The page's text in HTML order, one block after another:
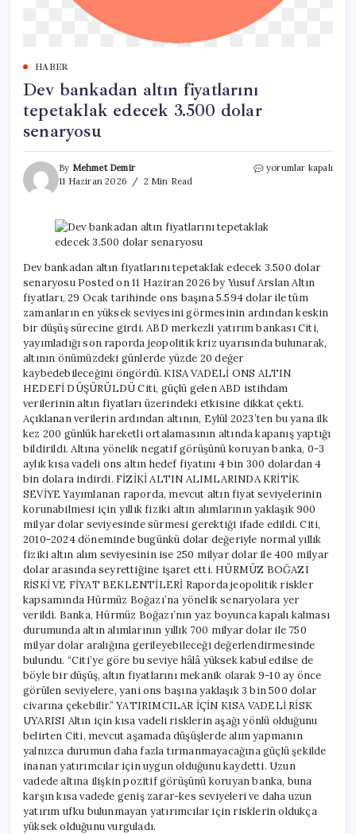
HABER
Dev bankadan altın fiyatlarını
tepetaklak edecek 3.500 dolar
senaryosu
By Mehmet Demir
11 Haziran 2026
2 Min Read
Dev
edecek
dolar
senaryosu
için
yorumlar kapalı
Dev bankadan altın fiyatlarını tepetaklak edecek 3.500 dolar
senaryosu Posted on 11 Haziran 2026 by Yusuf Arslan Altın
fiyatları, 29 Ocak tarihinde ons başına 5.594 dolar ile tüm
zamanların en yüksek seviyesini görmesinin ardından keskin
bir düşüş sürecine girdi. ABD merkezli yatırım bankası Citi,
yayımladığı son raporda jeopolitik kriz uyarısında bulunarak,
altının önümüzdeki günlerde yüzde 20 değer
kaybedebileceğini öngördü. KISA VADELİ ONS ALTIN
HEDEFİ DÜŞÜRÜLDÜ Citi, güçlü gelen ABD istihdam
verilerinin altın fiyatları üzerindeki etkisine dikkat çekti.
Açıklanan verilerin ardından altının, Eylül 2023’ten bu yana ilk
kez 200 günlük hareketli ortalamasının altında kapanış yaptığı
bildirildi. Altına yönelik negatif görüşünü koruyan banka, 0-3
aylık kısa vadeli ons altın hedef fiyatını 4 bin 300 dolardan 4
bin dolara indirdi. FİZİKİ ALTIN ALIMLARINDA KRİTİK
SEVİYE Yayımlanan raporda, mevcut altın fiyat seviyelerinin
korunabilmesi için yıllık fiziki altın alımlarının yaklaşık 900
milyar dolar seviyesinde sürmesi gerektiği ifade edildi. Citi,
2010-2024 döneminde bugünkü dolar değeriyle normal yıllık
fiziki altın alım seviyesinin ise 250 milyar dolar ile 400 milyar
dolar arasında seyrettiğine işaret etti. HÜRMÜZ BOĞAZI
RİSKİ VE FİYAT BEKLENTİLERİ Raporda jeopolitik riskler
kapsamında Hürmüz Boğazı’na yönelik senaryolara yer
verildi. Banka, Hürmüz Boğazı’nın yaz boyunca kapalı kalması
durumunda altın alımlarının yıllık 700 milyar dolar ile 750
milyar dolar aralığına gerileyebileceği değerlendirmesinde
bulundu. “Citi’ye göre bu seviye hâlâ yüksek kabul edilse de
böyle bir düşüş, altın fiyatlarını mekanik olarak 9-10 ay önce
görülen seviyelere, yani ons başına yaklaşık 3 bin 500 dolar
civarına çekebilir.” YATIRIMCILAR İÇİN KISA VADELİ RİSK
UYARISI Altın için kısa vadeli risklerin aşağı yönlü olduğunu
belirten Citi, mevcut aşamada düşüşlerde alım yapmanın
yalnızca durumun daha fazla tırmanmayacağına güçlü şekilde
inanan yatırımcılar için uygun olduğunu kaydetti. Uzun
vadede altına ilişkin pozitif görüşünü koruyan banka, buna
karşın kısa vadede geniş zarar-kes seviyeleri ve daha uzun
yatırım ufku bulunmayan yatırımcılar için risklerin oldukça
yüksek olduğunu vurguladı.